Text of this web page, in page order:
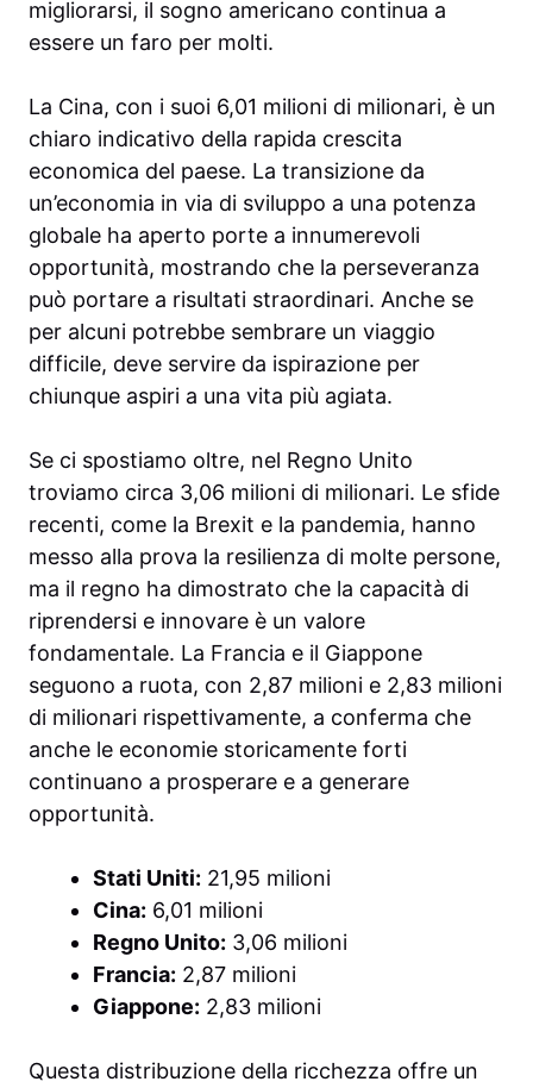
migliorarsi, il sogno americano continua a
essere un faro per molti.
La Cina, con i suoi 6,01 milioni di milionari, è un
chiaro indicativo della rapida crescita
economica del paese. La transizione da
un’economia in via di sviluppo a una potenza
globale ha aperto porte a innumerevoli
opportunità, mostrando che la perseveranza
può portare a risultati straordinari. Anche se
per alcuni potrebbe sembrare un viaggio
difficile, deve servire da ispirazione per
chiunque aspiri a una vita più agiata.
Se ci spostiamo oltre, nel Regno Unito
troviamo circa 3,06 milioni di milionari. Le sfide
recenti, come la Brexit e la pandemia, hanno
messo alla prova la resilienza di molte persone,
ma il regno ha dimostrato che la capacità di
riprendersi e innovare è un valore
fondamentale. La Francia e il Giappone
seguono a ruota, con 2,87 milioni e 2,83 milioni
di milionari rispettivamente, a conferma che
anche le economie storicamente forti
continuano a prosperare e a generare
opportunità.
Stati Uniti: 21,95 milioni
Cina: 6,01 milioni
Regno Unito: 3,06 milioni
Francia: 2,87 milioni
Giappone: 2,83 milioni
Questa distribuzione della ricchezza offre un